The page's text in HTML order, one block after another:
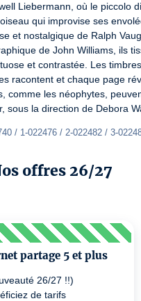
Liebermann, où le piccolo
qui improvise ses
et nostalgique de Ralph
de John Williams, ils
et contrastée. Les timbres
racontent et chaque page
comme les néophytes,
sous la direction de Debora
/ 1-022476 / 2-022482 / 3-
offres 26/27
partage 5 et plus
26/27 !!)
de tarifs